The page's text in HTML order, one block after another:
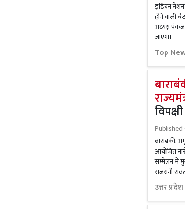
इंडियन
होने वाली
अध्यक्ष
जाएगा।
Top
Published
बाराबंकी,
आयोजित
सम्मेलन में
राजरानी
उत्तर प्रदेश